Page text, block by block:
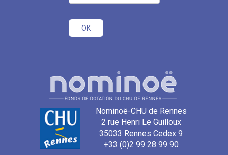
Nominoë-CHU de Rennes
2 rue Henri Le Guilloux
35033 Rennes Cedex 9
+33 (0)2 99 28 99 90